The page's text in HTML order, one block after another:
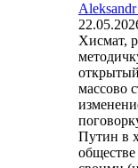
Aleksandr
Хисмат,
массово
Путин в
обществе